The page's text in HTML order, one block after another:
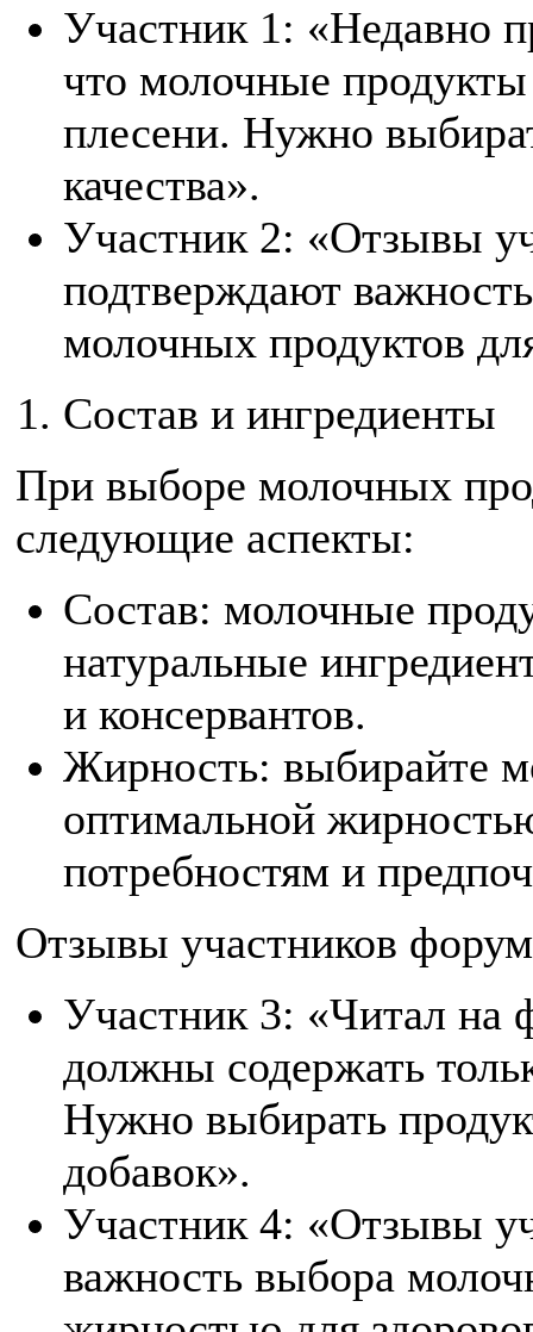
Участник 1: «Недавно
что молочные
плесени. Нужно
качества».
Участник 2: «Отзывы
подтверждают
молочных продуктов
Состав и ингредиенты
При выборе молочных
следующие аспекты:
Состав: молочные
натуральные
и консервантов.
Жирность: выбирайте
оптимальной
потребностям и
Отзывы участников
Участник 3: «Читал на
должны содержать
Нужно выбирать
добавок».
Участник 4: «Отзывы
важность выбора